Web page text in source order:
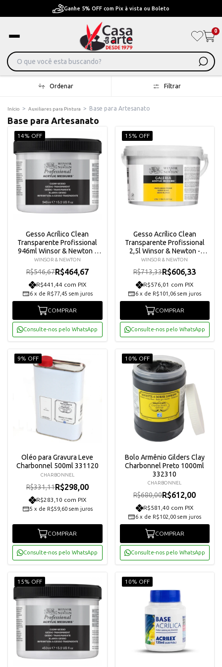
Pague em Até 6x sem juros ou ate 12x com juros
0
Ordenar Filtrar
Início > Auxiliares para Pintura > Base para Artesanato
Base para Artesanato
14% OFF
Gesso Acrílico Clean
Transparente Profissional
946ml Winsor & Newton -
3054919
WINSOR & NEWTON
R$546,67R$464,67
R$441,44 com PIX
6 x de R$77,45 sem juros
COMPRAR
Consulte-nos pelo WhatsApp
15% OFF
Gesso Acrílico Clean
Transparente Profissional
2,5l Winsor & Newton -
3055948
WINSOR & NEWTON
R$713,33R$606,33
R$576,01 com PIX
6 x de R$101,06 sem juros
COMPRAR
Consulte-nos pelo WhatsApp
9% OFF
Oléo para Gravura Leve
Charbonnel 500ml 331120
CHARBONNEL
R$331,11R$298,00
R$283,10 com PIX
5 x de R$59,60 sem juros
COMPRAR
Consulte-nos pelo WhatsApp
10% OFF
Bolo Armênio Gilders Clay
Charbonnel Preto 1000ml
332310
CHARBONNEL
R$680,00R$612,00
R$581,40 com PIX
6 x de R$102,00 sem juros
COMPRAR
Consulte-nos pelo WhatsApp
15% OFF 10% OFF